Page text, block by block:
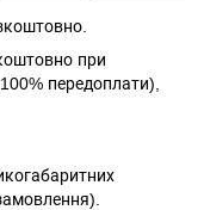
при
передоплати),